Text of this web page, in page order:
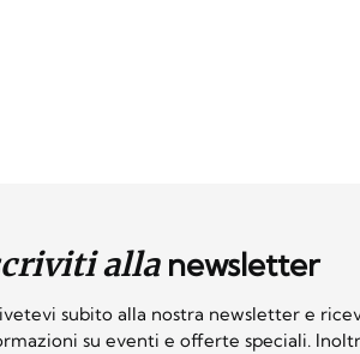
allanewsletter
subito alla nostra newsletter e
su eventi e offerte speciali.